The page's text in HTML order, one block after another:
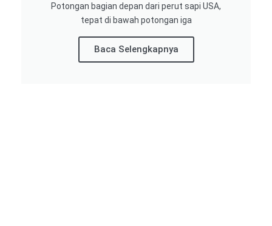
Potongan bagian depan dari perut sapi USA,
tepat di bawah potongan iga
Baca Selengkapnya